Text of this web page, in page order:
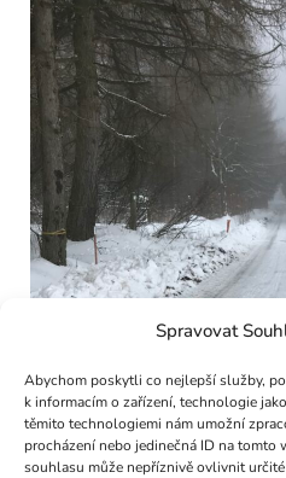
Spravovat
Abychom poskytli co nejlepší služby,
k informacím o zařízení, technologie
těmito technologiemi nám umožní
procházení nebo jedinečná ID na
souhlasu může nepříznivě ovlivnit